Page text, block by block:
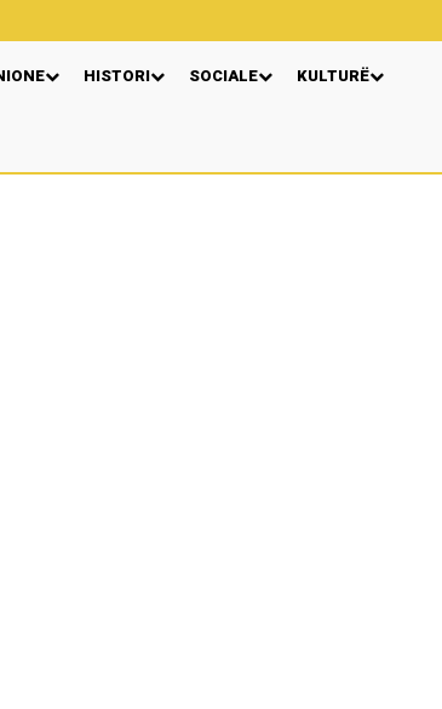
HISTORI SOCIALE KULTURË
– NJË EMËR I NJOHUR I DIASPORËS SHQIPTARE NË ITALI